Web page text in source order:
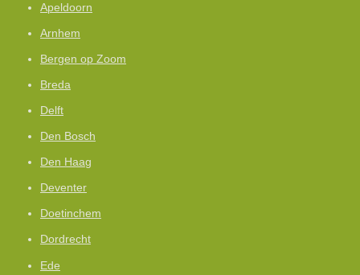
Apeldoorn
Arnhem
Bergen op Zoom
Breda
Delft
Den Bosch
Den Haag
Deventer
Doetinchem
Dordrecht
Ede